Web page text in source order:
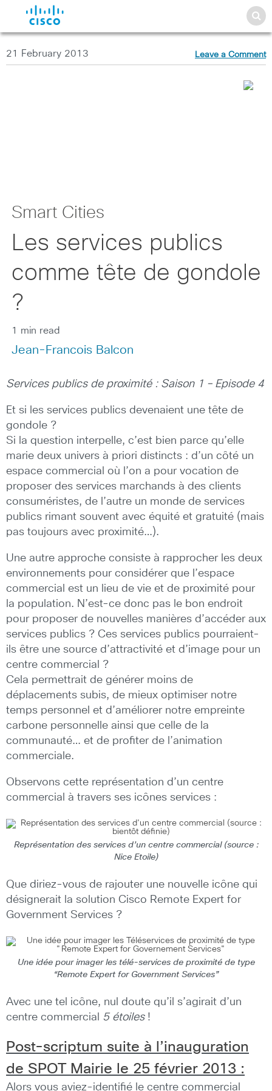
21 February 2013 Leave a Comment
Smart Cities
Les services publics
comme tête de gondole
?
1 min read
Jean-Francois Balcon
Services publics de proximité : Saison 1 – Episode 4
Et si les services publics devenaient une tête de
gondole ?
Si la question interpelle, c’est bien parce qu’elle
marie deux univers à priori distincts : d’un côté un
espace commercial où l’on a pour vocation de
proposer des services marchands à des clients
consuméristes, de l’autre un monde de services
publics rimant souvent avec équité et gratuité (mais
pas toujours avec proximité…).
Une autre approche consiste à rapprocher les deux
environnements pour considérer que l’espace
commercial est un lieu de vie et de proximité pour
la population. N’est-ce donc pas le bon endroit
pour proposer de nouvelles manières d’accéder aux
services publics ? Ces services publics pourraient-
ils être une source d’attractivité et d’image pour un
centre commercial ?
Cela permettrait de générer moins de
déplacements subis, de mieux optimiser notre
temps personnel et d’améliorer notre empreinte
carbone personnelle ainsi que celle de la
communauté… et de profiter de l’animation
commerciale.
Observons cette représentation d’un centre
commercial à travers ses icônes services :
Représentation des services d’un centre commercial (source :
Nice Etoile)
Que diriez-vous de rajouter une nouvelle icône qui
désignerait la solution Cisco Remote Expert for
Government Services ?
Une idée pour imager les télé-services de proximité de type
“Remote Expert for Government Services”
Avec une tel icône, nul doute qu’il s’agirait d’un
centre commercial 5 étoiles!
Post-scriptum suite à l’inauguration
de SPOT Mairie le 25 février 2013 :
Alors vous aviez-identifié le centre commercial